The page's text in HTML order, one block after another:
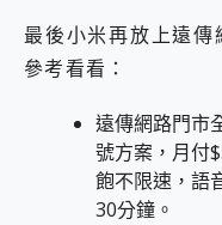
最後小米再放上遠
參考看看：
遠傳網路門市
號方案，月付
飽不限速，語
30分鐘。